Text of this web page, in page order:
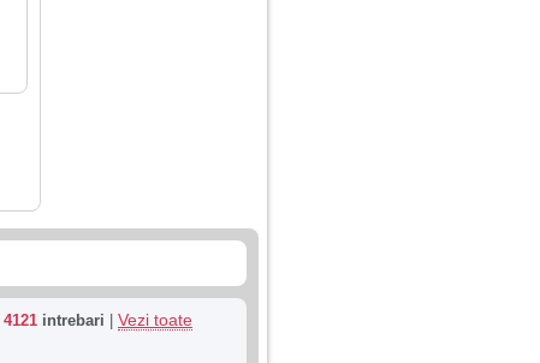
4121 intrebari
Vezi toate